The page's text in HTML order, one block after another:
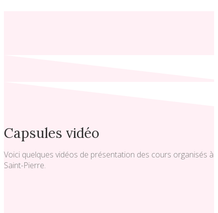
Capsules vidéo
Voici quelques vidéos de présentation des cours organisés à
Saint-Pierre.